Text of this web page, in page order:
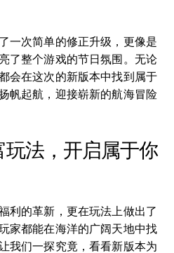
一次简单的修正升级，更像是
了整个游戏的节日氛围。无论
会在这次的新版本中找到属于
帆起航，迎接崭新的航海冒险
法，开启属于你
利的革新，更在玩法上做出了
家都能在海洋的广阔天地中找
我们一探究竟，看看新版本为